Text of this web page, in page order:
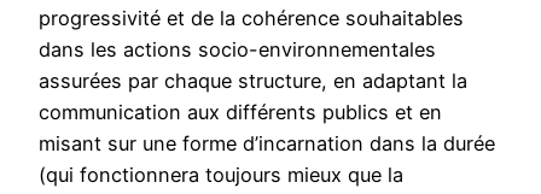
progressivité et de la cohérence souhaitables
dans les actions socio-environnementales
assurées par chaque structure, en adaptant la
communication aux différents publics et en
misant sur une forme d’incarnation dans la durée
(qui fonctionnera toujours mieux que la